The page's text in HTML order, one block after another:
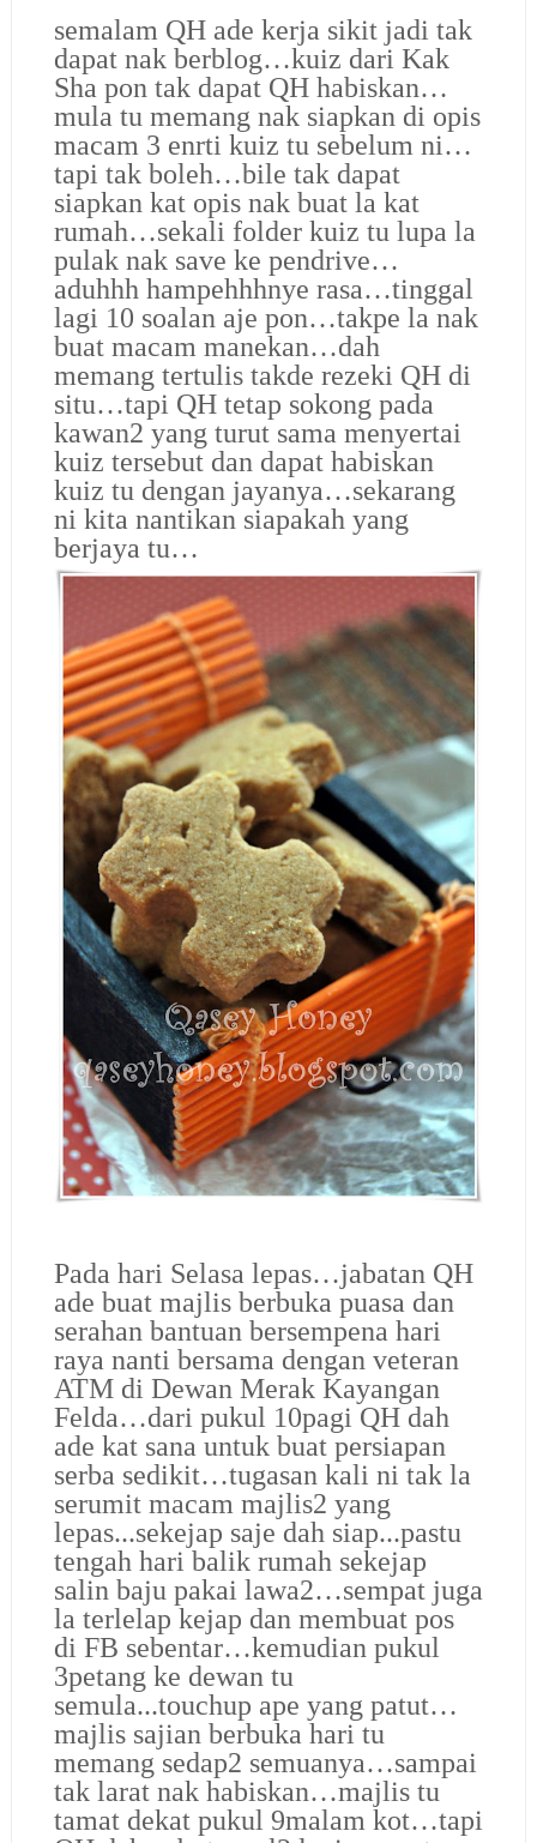
semalam QH ade kerja sikit jadi tak
dapat nak berblog…kuiz dari Kak
Sha pon tak dapat QH habiskan…
mula tu memang nak siapkan di opis
macam 3 enrti kuiz tu sebelum ni…
tapi tak boleh…bile tak dapat
siapkan kat opis nak buat la kat
rumah…sekali folder kuiz tu lupa la
pulak nak save ke pendrive…
aduhhh hampehhhnye rasa…tinggal
lagi 10 soalan aje pon…takpe la nak
buat macam manekan…dah
memang tertulis takde rezeki QH di
situ…tapi QH tetap sokong pada
kawan2 yang turut sama menyertai
kuiz tersebut dan dapat habiskan
kuiz tu dengan jayanya…sekarang
ni kita nantikan siapakah yang
berjaya tu…
Pada hari Selasa lepas…jabatan QH
ade buat majlis berbuka puasa dan
serahan bantuan bersempena hari
raya nanti bersama dengan veteran
ATM di Dewan Merak Kayangan
Felda…dari pukul 10pagi QH dah
ade kat sana untuk buat persiapan
serba sedikit…tugasan kali ni tak la
serumit macam majlis2 yang
lepas...sekejap saje dah siap...pastu
tengah hari balik rumah sekejap
salin baju pakai lawa2…sempat juga
la terlelap kejap dan membuat pos
di FB sebentar…kemudian pukul
3petang ke dewan tu
semula...touchup ape yang patut…
majlis sajian berbuka hari tu
memang sedap2 semuanya…sampai
tak larat nak habiskan…majlis tu
tamat dekat pukul 9malam kot…tapi